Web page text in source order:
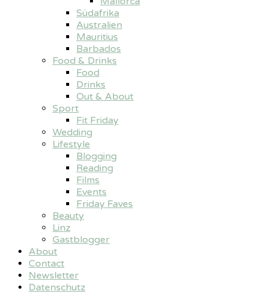
Südafrika
Australien
Mauritius
Barbados
Food & Drinks
Food
Drinks
Out & About
Sport
Fit Friday
Wedding
Lifestyle
Blogging
Reading
Films
Events
Friday Faves
Beauty
Linz
Gastblogger
About
Contact
Newsletter
Datenschutz